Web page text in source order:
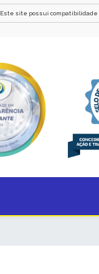
Este site possui